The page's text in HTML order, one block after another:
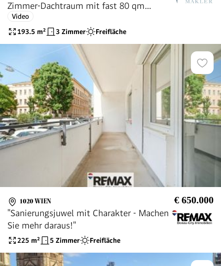
Zimmer-Dachtraum mit fast 80 qm
Freifläche und 2 Bädern!
Video
193.5 m² 3 Zimmer Freifläche
1020 WIEN € 650.000
"Sanierungsjuwel mit Charakter - Machen
Sie mehr daraus!"
225 m² 5 Zimmer Freifläche